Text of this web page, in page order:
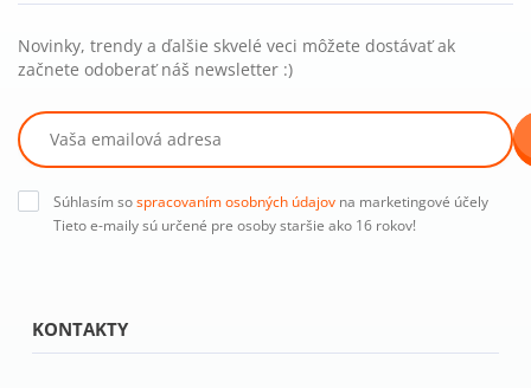
KONTAKTY
Novinky, trendy a ďalšie skvelé veci môžete dostávať ak
začnete odoberať náš newsletter :)
Súhlasím sospracovaním osobných údajov na marketingové účely
Tieto e-maily sú určené pre osoby staršie ako 16 rokov!